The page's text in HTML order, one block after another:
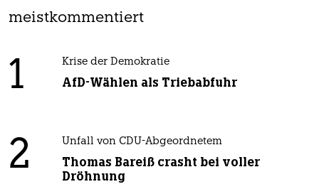
meistkommentiert
1 Krise der Demokratie
AfD-Wählen als Triebabfuhr
2 Unfall von CDU-Abgeordnetem
Thomas Bareiß crasht bei voller
Dröhnung